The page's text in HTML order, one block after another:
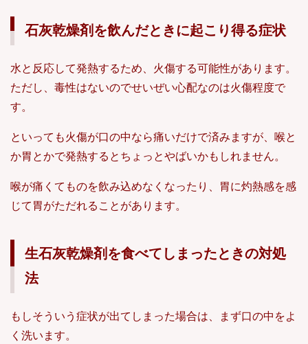
石灰乾燥剤を飲んだときに起こり得る症状
水と反応して発熱するため、火傷する可能性があります。
ただし、毒性はないのでせいぜい心配なのは火傷程度で
す。
といっても火傷が口の中なら痛いだけで済みますが、喉と
か胃とかで発熱するとちょっとやばいかもしれません。
喉が痛くてものを飲み込めなくなったり、胃に灼熱感を感
じて胃がただれることがあります。
生石灰乾燥剤を食べてしまったときの対処
法
もしそういう症状が出てしまった場合は、まず口の中をよ
く洗います。